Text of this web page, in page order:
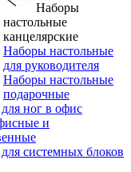
Наборы
настольные
канцелярские
Наборы настольные
для руководителя
Наборы настольные
подарочные
ног в офис
и
системных блоков